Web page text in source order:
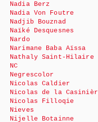
Nadia Berz
Nadia Von Foutre
Nadjib Bouznad
Naïké Desquesnes
Nardo
Narimane Baba Aïssa
Nathaly Saint-Hilaire
NC
Negrescolor
Nicolas Caldier
Nicolas de la
Nicolas Filloqie
Nieves
Nijelle Botainne